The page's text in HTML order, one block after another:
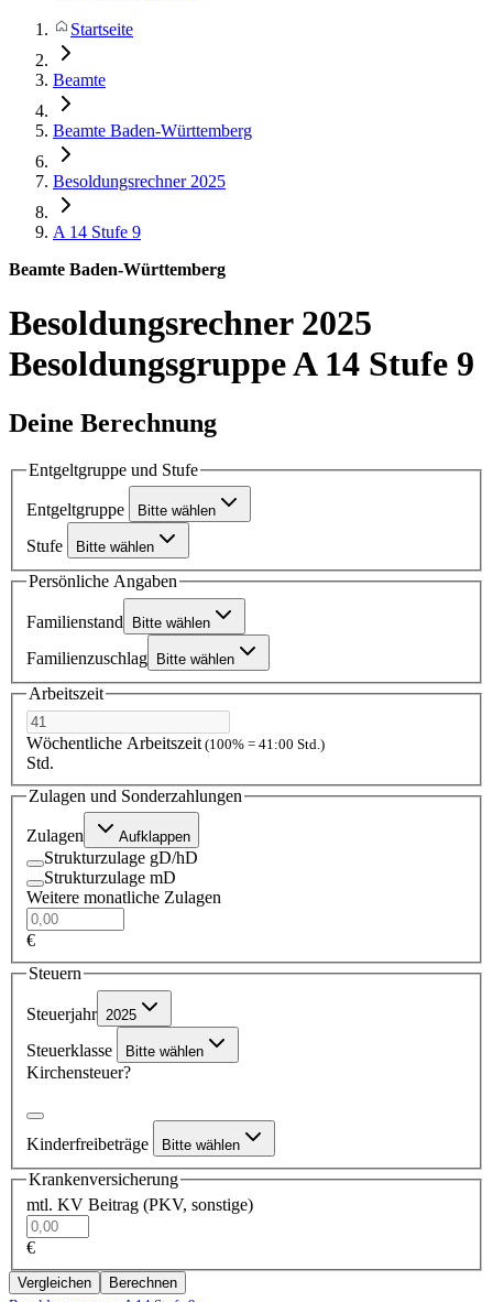
Startseite
Beamte
Beamte Baden-Württemberg
Besoldungsrechner 2025
A 14 Stufe 9
Beamte Baden-Württemberg
Besoldungsrechner 2025
Besoldungsgruppe A 14 Stufe 9
Deine Berechnung
Entgeltgruppe und Stufe
Entgeltgruppe Bitte wählen
Stufe Bitte wählen
Persönliche Angaben
Familienstand Bitte wählen
Familienzuschlag Bitte wählen
Arbeitszeit
Wöchentliche Arbeitszeit (100% = 41:00 Std.)
Std.
Zulagen und Sonderzahlungen
Zulagen Aufklappen
Strukturzulage gD/hD
Strukturzulage mD
Weitere monatliche Zulagen
€
Steuern
Steuerjahr 2025
Steuerklasse Bitte wählen
Kirchensteuer?
Kinderfreibeträge Bitte wählen
Krankenversicherung
mtl. KV Beitrag (PKV, sonstige)
€
Vergleichen
Berechnen